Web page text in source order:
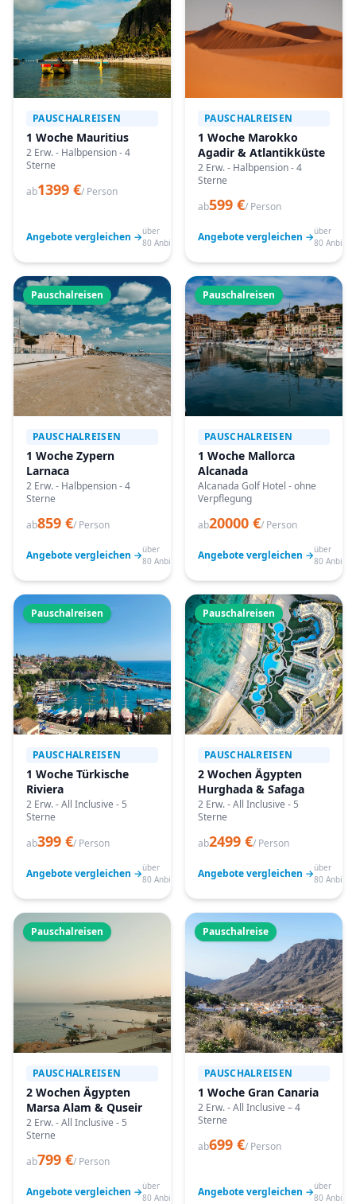
PAUSCHALREISEN
1 Woche Mauritius
2 Erw. - Halbpension - 4
Sterne
ab1399 €/ Person
Angebote vergleichen →über
80 Anbieter
PAUSCHALREISEN
1 Woche Marokko
Agadir & Atlantikküste
2 Erw. - Halbpension - 4
Sterne
ab599 €/ Person
Angebote vergleichen →über
80
Pauschalreisen
PAUSCHALREISEN
1 Woche Zypern
Larnaca
2 Erw. - Halbpension - 4
Sterne
ab859 €/ Person
Angebote vergleichen →über
80 Anbieter
Pauschalreisen
PAUSCHALREISEN
1 Woche Mallorca
Alcanada
Alcanada Golf Hotel - ohne
Verpflegung
ab20000 €/ Person
Angebote vergleichen →über
80
Pauschalreisen
PAUSCHALREISEN
1 Woche Türkische
Riviera
2 Erw. - All Inclusive - 5
Sterne
ab399 €/ Person
Angebote vergleichen →über
80 Anbieter
Pauschalreisen
PAUSCHALREISEN
2 Wochen Ägypten
Hurghada & Safaga
2 Erw. - All Inclusive - 5
Sterne
ab2499 €/ Person
Angebote vergleichen →über
80
Pauschalreisen
PAUSCHALREISEN
2 Wochen Ägypten
Marsa Alam & Quseir
2 Erw. - All Inclusive - 5
Sterne
ab799 €/ Person
Angebote vergleichen →über
80 Anbieter
Pauschalreise
PAUSCHALREISEN
1 Woche Gran Canaria
2 Erw. - All Inclusive – 4
Sterne
ab699 €/ Person
Angebote vergleichen →über
80